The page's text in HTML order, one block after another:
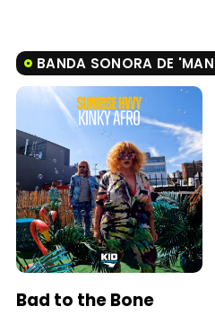
BANDA SONORA DE
Bad to the Bone